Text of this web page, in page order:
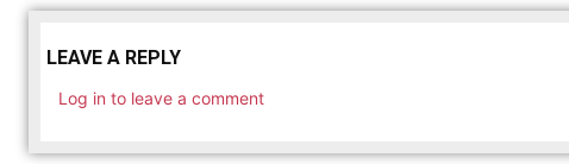
LEAVE A REPLY
Log in to leave a comment